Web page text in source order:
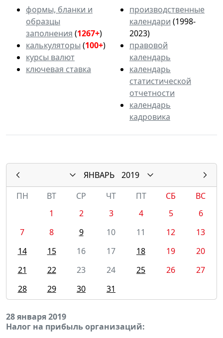
формы, бланки и
образцы
заполнения (1267+)
калькуляторы (100+)
курсы валют
ключевая ставка
производственные
календари (1998-
2023)
правовой
календарь
календарь
статистической
отчетности
календарь
кадровика
ЯНВАРЬ
2019
ПН
ВТ СР ЧТ ПТ СБ
ВС
1
2 3 4 5
6
7
8 9 10 11 12
13
14
15 16 17 18 19
20
21
22 23 24 25 26
27
28
29 30 31
28 января 2019
Налог на прибыль организаций: